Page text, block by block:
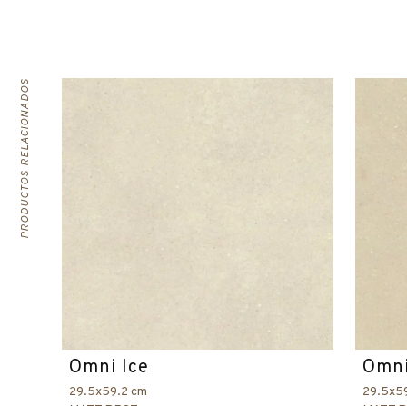
PRODUCTOS RELACIONADOS
Omni Ice
29.5x59.2 cm